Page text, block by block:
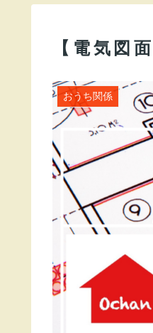
【電気図
おうち関係